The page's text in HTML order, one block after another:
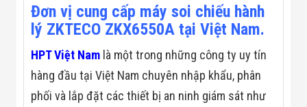
Đơn vị cung cấp máy soi chiếu hành
lý ZKTECO ZKX6550A tại Việt Nam.
HPT Việt Nam là một trong những công ty uy tín
hàng đầu tại Việt Nam chuyên nhập khẩu, phân
phối và lắp đặt các thiết bị an ninh giám sát như